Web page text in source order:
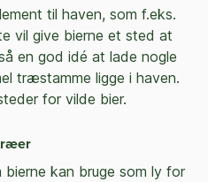
til haven, som f.eks.
vil give bierne et sted at
en god idé at lade nogle
træstamme ligge i haven.
for vilde bier.
kan bruge som ly for